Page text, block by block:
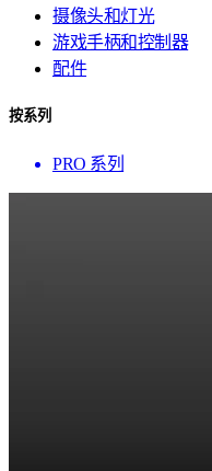
摄像头和灯光
游戏手柄和控制器
配件
按系列
PRO 系列